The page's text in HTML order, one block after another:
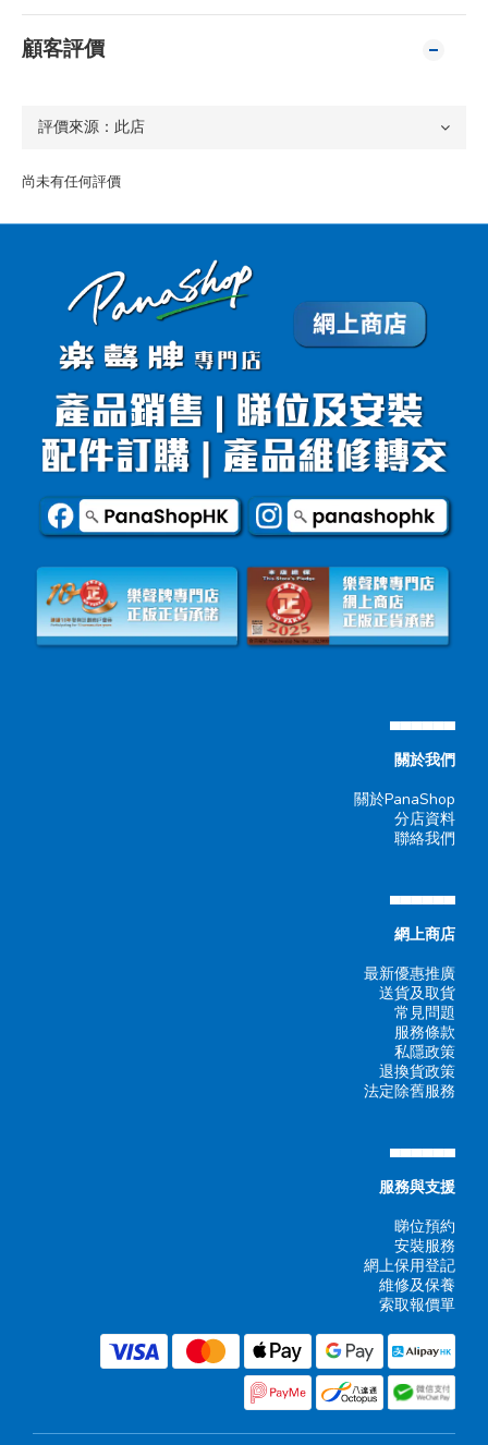
顧客評價
尚未有任何評價
▄▄▄▄▄▄
關於我們
關於PanaShop
分店資料
聯絡我們
▄▄▄▄▄▄
網上商店
最新優惠推廣
送貨及取貨
常見問題
服務條款
私隱政策
退換貨政策
法定除舊服務
▄▄▄▄▄▄
服務與支援
睇位預約
安裝服務
網上保用登記
維修及保養
索取報價單